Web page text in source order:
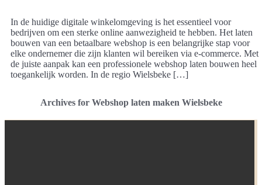
In de huidige digitale winkelomgeving is het essentieel voor
bedrijven om een sterke online aanwezigheid te hebben. Het laten
bouwen van een betaalbare webshop is een belangrijke stap voor
elke ondernemer die zijn klanten wil bereiken via e-commerce. Met
de juiste aanpak kan een professionele webshop laten bouwen heel
toegankelijk worden. In de regio Wielsbeke […]
Archives for Webshop laten maken Wielsbeke